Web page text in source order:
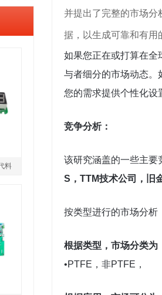
并提出了完整的市场
据，以生成可靠和有用
如果您正在或打算在全
与者细分的市场动态。
您的需求提供个性化设
竞争分析：
该研究涵盖的一些主要
S，TTM技术公司，旧
按类型进行的市场分析
根据类型，市场分类为
•PTFE，非PTFE，
料